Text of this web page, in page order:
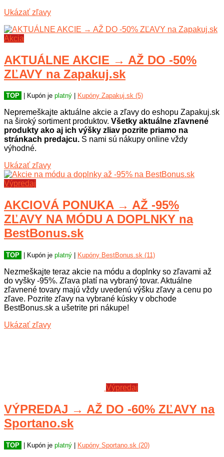
Ukázať zľavy
Akcia
AKTUÁLNE AKCIE → AŽ DO -50%
ZĽAVY na Zapakuj.sk
TOP | Kupón je platný Kupóny Zapakuj.sk (5)
Nepremeškajte aktuálne akcie a zľavy do eshopu Zapakuj.sk
na široký sortiment produktov. Všetky aktuálne zľavnené
produkty ako aj ich výšky zliav pozrite priamo na
stránkach predajcu. S nami sú nákupy online vždy
výhodné.
Ukázať zľavy
Výpredaj
AKCIOVÁ PONUKA → AŽ -95%
ZĽAVY NA MÓDU A DOPLNKY na
BestBonus.sk
TOP | Kupón je platný Kupóny BestBonus.sk (11)
Nezmeškajte teraz akcie na módu a doplnky so zľavami až
do vyšky -95%. Zľava platí na vybraný tovar. Aktuálne
zľavnené tovary majú vždy uvedenú výšku zľavy a cenu po
zľave. Pozrite zľavy na vybrané kúsky v obchode
BestBonus.sk a ušetrite pri nákupe!
Ukázať zľavy
Výpredaj
VÝPREDAJ → AŽ DO -60% ZĽAVY na
Sportano.sk
TOP | Kupón je platný Kupóny Sportano.sk (20)